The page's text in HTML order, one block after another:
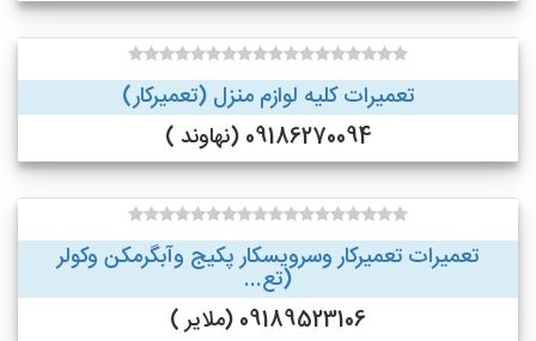
تعمیرات کلیه لوازم منزل (تعمیرکار)
09186270094 (نهاوند )
تعمیرات تعمیرکار وسرویسکار پکیج وآبگرمکن وکولر
(تع...
09189523106 (ملایر )